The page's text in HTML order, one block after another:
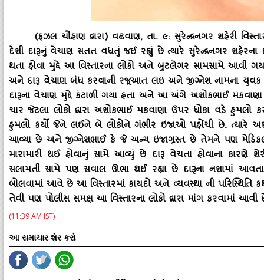
(ફઝલ ચૌહાણ દ્વારા) વઢવાણ, તા. ૯: સુરેન્‍દ્રનગર શહેરી
દેશી દારૂનું વેચાણ સતત વધતું જઈ રહ્યું છે ત્‍યારે સુરેન્‍દ્રનગર
થતા હોવા મુદ્દે આ વિસ્‍તારના લોકો અને બુટલેગર સામસામે આવી
અને દારૂ વેચાણ બંધ કરવાની રજૂઆત લઇ અને જીગ્નેશ નામના યુવક
દારૂના વેચાણ મુદ્દે કંટાળી ગયા હતા અને આ અંગે અશોકભાઈ
ચાર જેટલા લોકો દ્વારા અશોકભાઈ મકવાણા ઉપર ધોકા વડે
હુમલો કર્યો જેને લઈને બે લોકોને ગંભીર ઇજાઓ પહોંચી છે. ત્‍યારે
આવ્‍યા છે અને જીગ્નેશભાઈ કે જે અન્‍ય ઇજાગ્રસ્‍ત છે તેમને પણ મેડિકલ
મારામારી થઈ હોવાનું સામે આવ્‍યું છે દારૂ વેચતા હોવાના કારણે
સલામતી સામે પણ સવાલ ઊભા થઈ રહ્યા છે દારૂના નશામાં
બોલવામાં આવે છે આ વિસ્‍તારમાં કાયદો અને વ્‍યવસ્‍થા ની
તેવી પણ પોલીસ સમક્ષ આ વિસ્‍તારના લોકો દ્વારા માંગ કરવામાં આવી
(11:39 AM IST)
આ સમાચાર શેર કરો